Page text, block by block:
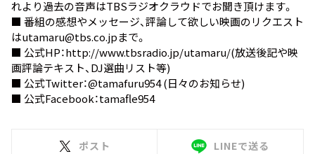
れより過去の音声はTBSラジオクラウドでお聞き頂けます。
■ 番組の感想やメッセージ、評論して欲しい映画のリクエスト
はutamaru@tbs.co.jpまで。
■ 公式HP：http://www.tbsradio.jp/utamaru/(放送後記や映
画評論テキスト、DJ選曲リスト等)
■ 公式Twitter：@tamafuru954(日々のお知らせ)
■ 公式Facebook：tamafle954
ポスト LINEで送る